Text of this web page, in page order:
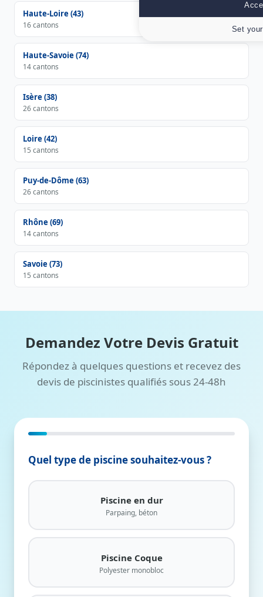
Haute-Loire (43)
16 cantons
Haute-Savoie (74)
14 cantons
Isère (38)
26 cantons
Loire (42)
15 cantons
Puy-de-Dôme (63)
26 cantons
Rhône (69)
14 cantons
Savoie (73)
15 cantons
Demandez Votre Devis Gratuit
Répondez à quelques questions et recevez des
devis de piscinistes qualifiés sous 24-48h
Quel type de piscine souhaitez-vous ?
Piscine en dur
Parpaing, béton
Piscine Coque
Polyester monobloc
Set